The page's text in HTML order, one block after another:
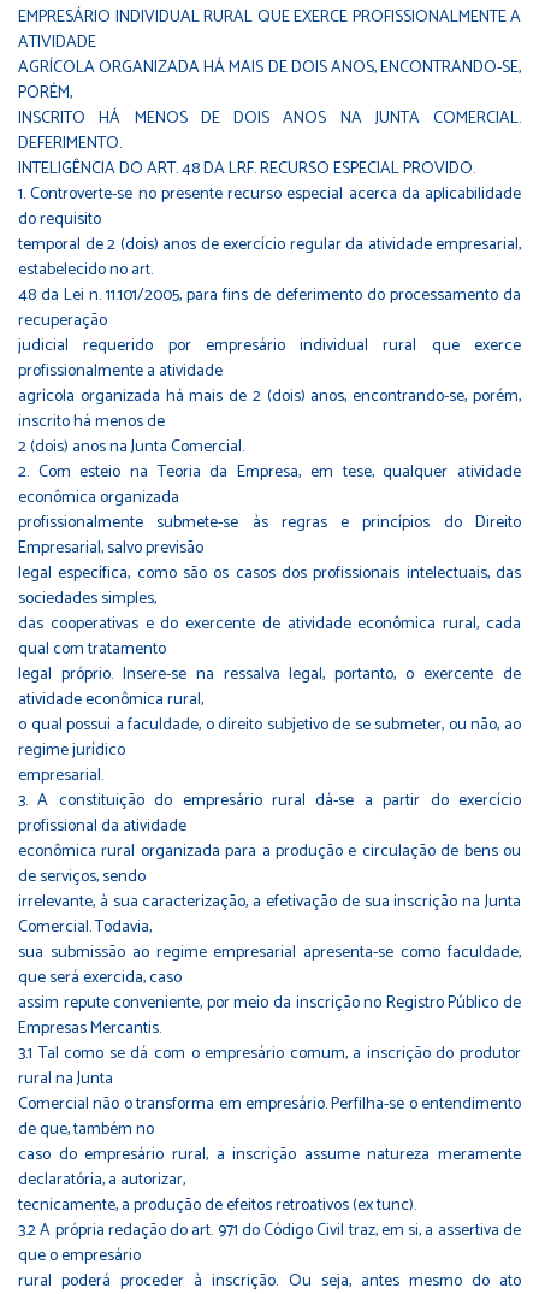
EMPRESÁRIO INDIVIDUAL RURAL QUE EXERCE PROFISSIONALMENTE A
ATIVIDADE
AGRÍCOLA ORGANIZADA HÁ MAIS DE DOIS ANOS, ENCONTRANDO-SE,
PORÉM,
INSCRITO HÁ MENOS DE DOIS ANOS NA JUNTA COMERCIAL.
DEFERIMENTO.
INTELIGÊNCIA DO ART. 48 DA LRF. RECURSO ESPECIAL PROVIDO.
1. Controverte-se no presente recurso especial acerca da aplicabilidade
do requisito
temporal de 2 (dois) anos de exercício regular da atividade empresarial,
estabelecido no art.
48 da Lei n. 11.101/2005, para fins de deferimento do processamento da
recuperação
judicial requerido por empresário individual rural que exerce
profissionalmente a atividade
agrícola organizada há mais de 2 (dois) anos, encontrando-se, porém,
inscrito há menos de
2 (dois) anos na Junta Comercial.
2. Com esteio na Teoria da Empresa, em tese, qualquer atividade
econômica organizada
profissionalmente submete-se às regras e princípios do Direito
Empresarial, salvo previsão
legal específica, como são os casos dos profissionais intelectuais, das
sociedades simples,
das cooperativas e do exercente de atividade econômica rural, cada
qual com tratamento
legal próprio. Insere-se na ressalva legal, portanto, o exercente de
atividade econômica rural,
o qual possui a faculdade, o direito subjetivo de se submeter, ou não, ao
regime jurídico
empresarial.
3. A constituição do empresário rural dá-se a partir do exercício
profissional da atividade
econômica rural organizada para a produção e circulação de bens ou
de serviços, sendo
irrelevante, à sua caracterização, a efetivação de sua inscrição na Junta
Comercial. Todavia,
sua submissão ao regime empresarial apresenta-se como faculdade,
que será exercida, caso
assim repute conveniente, por meio da inscrição no Registro Público de
Empresas Mercantis.
3.1 Tal como se dá com o empresário comum, a inscrição do produtor
rural na Junta
Comercial não o transforma em empresário. Perfilha-se o entendimento
de que, também no
caso do empresário rural, a inscrição assume natureza meramente
declaratória, a autorizar,
tecnicamente, a produção de efeitos retroativos (ex tunc).
3.2 A própria redação do art. 971 do Código Civil traz, em si, a assertiva de
que o empresário
rural poderá proceder à inscrição. Ou seja, antes mesmo do ato